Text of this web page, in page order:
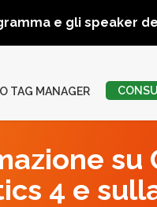
e gli speaker
TAG MANAGER
su
4 e